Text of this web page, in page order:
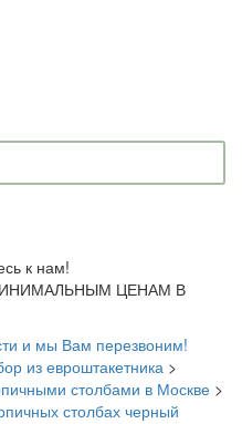
к нам!
ЦЕНАМ В
и мы Вам перезвоним!
из евроштакетника >
столбами в Москве >
столбах черный